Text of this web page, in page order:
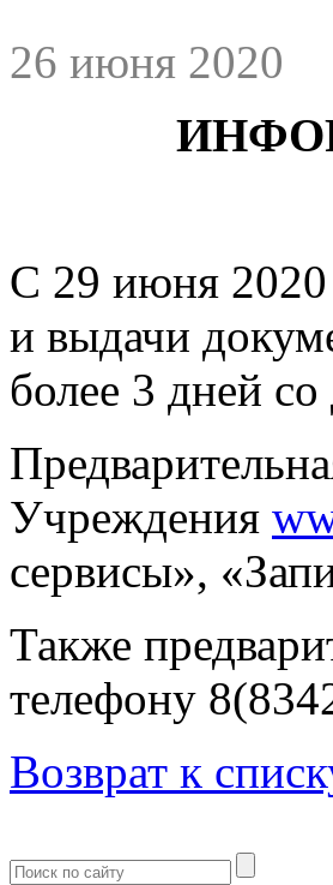
26 июня 2020
С 29 июня 2020
и выдачи
более 3 дней
Учреждения
сервисы»,
Также
телефону
Возврат к